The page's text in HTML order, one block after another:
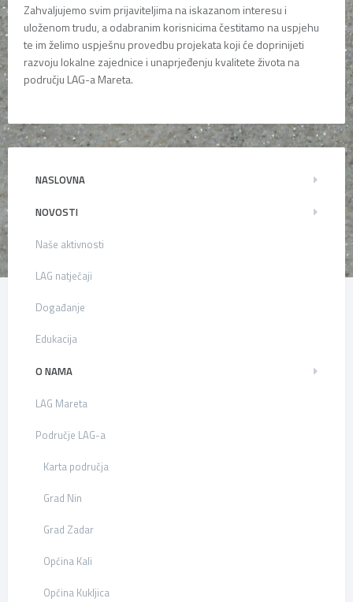
Zahvaljujemo svim prijaviteljima na iskazanom interesu i
uloženom trudu, a odabranim korisnicima čestitamo na uspjehu
te im želimo uspješnu provedbu projekata koji će doprinijeti
razvoju lokalne zajednice i unaprjeđenju kvalitete života na
području LAG-a Mareta.
NASLOVNA
NOVOSTI
Naše aktivnosti
LAG natječaji
Događanje
Edukacija
O NAMA
LAG Mareta
Područje LAG-a
Karta područja
Grad Nin
Grad Zadar
Općina Kali
Općina Kukljica